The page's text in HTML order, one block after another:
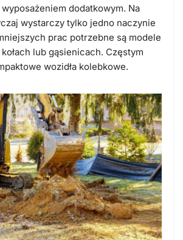
dodatkowym. Na
wystarczy tylko jedno naczynie
prac potrzebne są modele
lub gąsienicach. Częstym
wozidła kolebkowe.